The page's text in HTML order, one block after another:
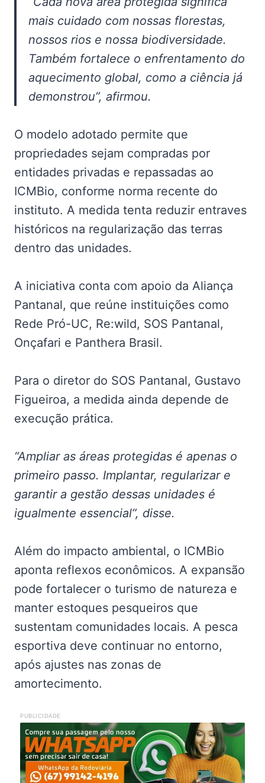
mais cuidado com nossas florestas,
nossos rios e nossa biodiversidade.
Também fortalece o enfrentamento do
aquecimento global, como a ciência já
demonstrou”, afirmou.
O modelo adotado permite que
propriedades sejam compradas por
entidades privadas e repassadas ao
ICMBio, conforme norma recente do
instituto. A medida tenta reduzir entraves
históricos na regularização das terras
dentro das unidades.
A iniciativa conta com apoio da Aliança
Pantanal, que reúne instituições como
Rede Pró-UC, Re:wild, SOS Pantanal,
Onçafari e Panthera Brasil.
Para o diretor do SOS Pantanal, Gustavo
Figueiroa, a medida ainda depende de
execução prática.
“Ampliar as áreas protegidas é apenas o
primeiro passo. Implantar, regularizar e
garantir a gestão dessas unidades é
igualmente essencial”, disse.
Além do impacto ambiental, o ICMBio
aponta reflexos econômicos. A expansão
pode fortalecer o turismo de natureza e
manter estoques pesqueiros que
sustentam comunidades locais. A pesca
esportiva deve continuar no entorno,
após ajustes nas zonas de
amortecimento.
PUBLICIDADE